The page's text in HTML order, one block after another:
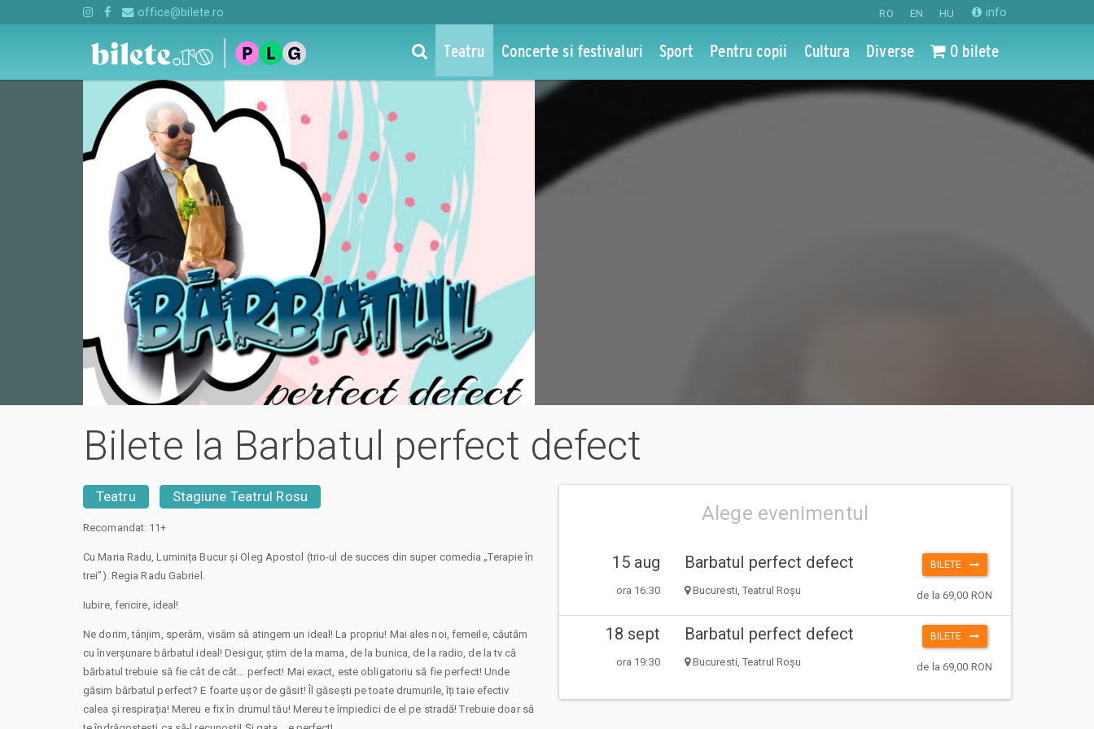
RO EN HU info
office@bilete.ro
Teatru Concerte si festivaluri Sport Pentru copii Cultura Diverse 0 bilete
Bilete la Barbatul perfect defect
Teatru Stagiune Teatrul Rosu
Alege evenimentul
15 aug
ora 16:30
Barbatul perfect defect
Bucuresti, Teatrul Roșu
BILETE
de la 69,00 RON
18 sept
ora 19:30
Barbatul perfect defect
Bucuresti, Teatrul Roșu
BILETE
de la 69,00 RON
Recomandat: 11+
Cu Maria Radu, Luminița Bucur și Oleg Apostol (trio-ul de succes din super comedia „Terapie în
trei”). Regia Radu Gabriel.
Iubire, fericire, ideal!
Ne dorim, tânjim, sperăm, visăm să atingem un ideal! La propriu! Mai ales noi, femeile, căutăm
cu înverșunare bărbatul ideal! Desigur, știm de la mama, de la bunica, de la radio, de la tv că
bărbatul trebuie să fie cât de cât… perfect! Mai exact, este obligatoriu să fie perfect! Unde
găsim bărbatul perfect? E foarte ușor de găsit! Îl găsești pe toate drumurile, îți taie efectiv
calea și respirația! Mereu e fix în drumul tău! Mereu te împiedici de el pe stradă! Trebuie doar să